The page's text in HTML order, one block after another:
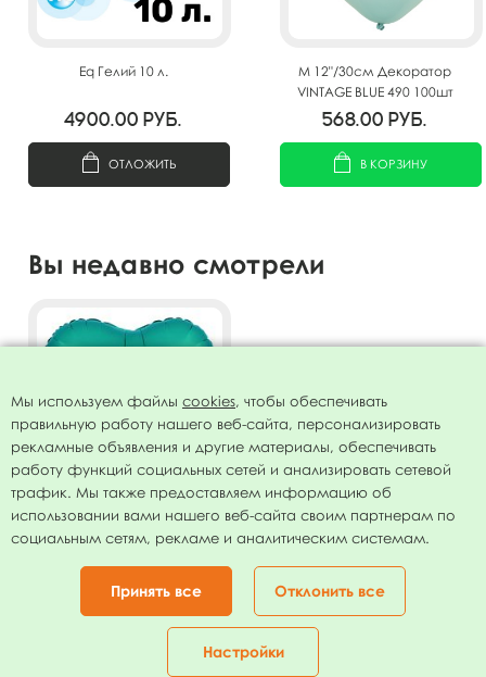
Корзина
Eq Гелий 10 л.
4900.00 руб.
ОТЛОЖИТЬ
M 12"/30см Декоратор
VINTAGE BLUE 490 100шт
568.00 руб.
В КОРЗИНУ
Вы недавно смотрели
AU Сердце Мистик
Тиффани 19"/50см
48.00руб.
Мы используем файлы cookies, чтобы обеспечивать
правильную работу нашего веб-сайта, персонализировать
рекламные объявления и другие материалы, обеспечивать
работу функций социальных сетей и анализировать сетевой
трафик. Мы также предоставляем информацию об
использовании вами нашего веб-сайта своим партнерам по
социальным сетям, рекламе и аналитическим системам.
Принять все Отклонить все
Настройки